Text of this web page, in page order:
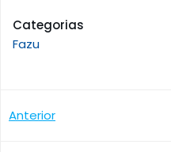
Categorias
Fazu
Navegação
Anterior